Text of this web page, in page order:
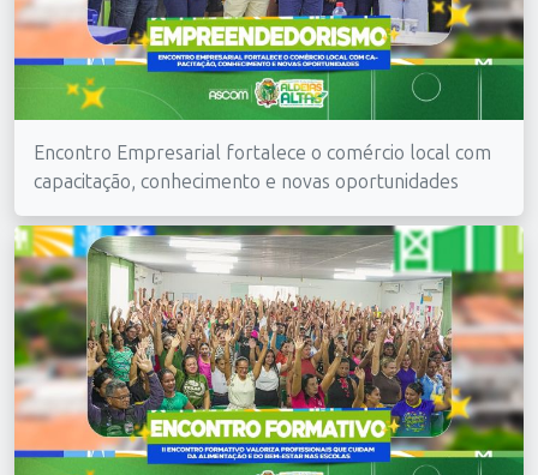
Encontro Empresarial fortalece o comércio local com
capacitação, conhecimento e novas oportunidades